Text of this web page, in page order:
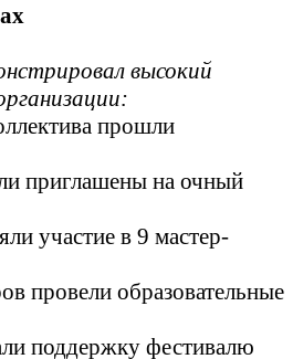
высокий
прошли
приглашены на очный
участие в 9 мастер-
провели образовательные
поддержку фестивалю